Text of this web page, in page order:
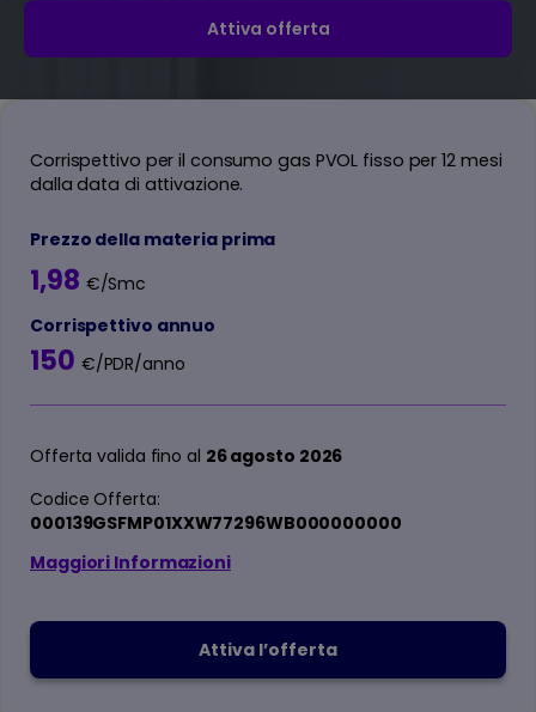
Attiva offerta
Corrispettivo per il consumo gas PVOL fisso per 12 mesi
dalla data di attivazione.
Prezzo della materia prima
1,98 €/Smc
Corrispettivo annuo
150 €/PDR/anno
Offerta valida fino al 26 agosto 2026
Codice Offerta:
000139GSFMP01XXW77296WB000000000
Maggiori Informazioni
Attiva l’offerta